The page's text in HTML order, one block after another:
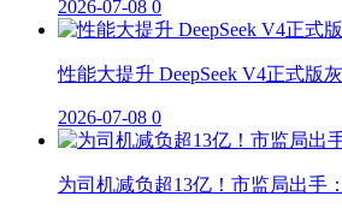
2026-07-08 0
性能大提升 DeepSeek V4正式版
2026-07-08 0
为司机减负超13亿！市监局出手